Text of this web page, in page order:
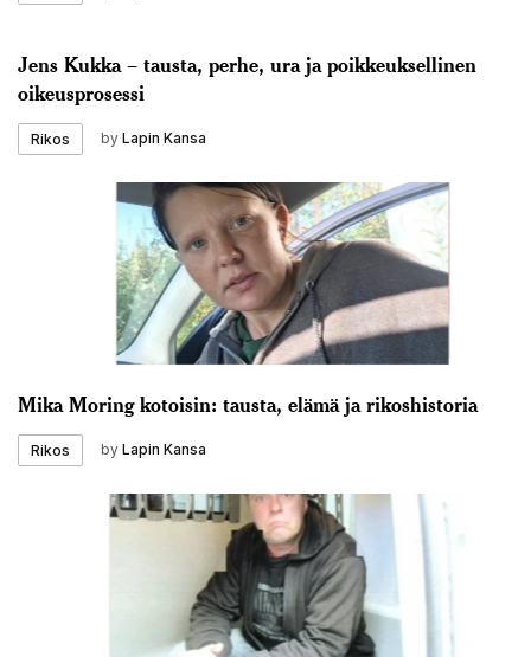
Jens Kukka – tausta, perhe, ura ja poikkeuksellinen
oikeusprosessi
Rikos by Lapin Kansa
Mika Moring kotoisin: tausta, elämä ja rikoshistoria
Rikos by Lapin Kansa